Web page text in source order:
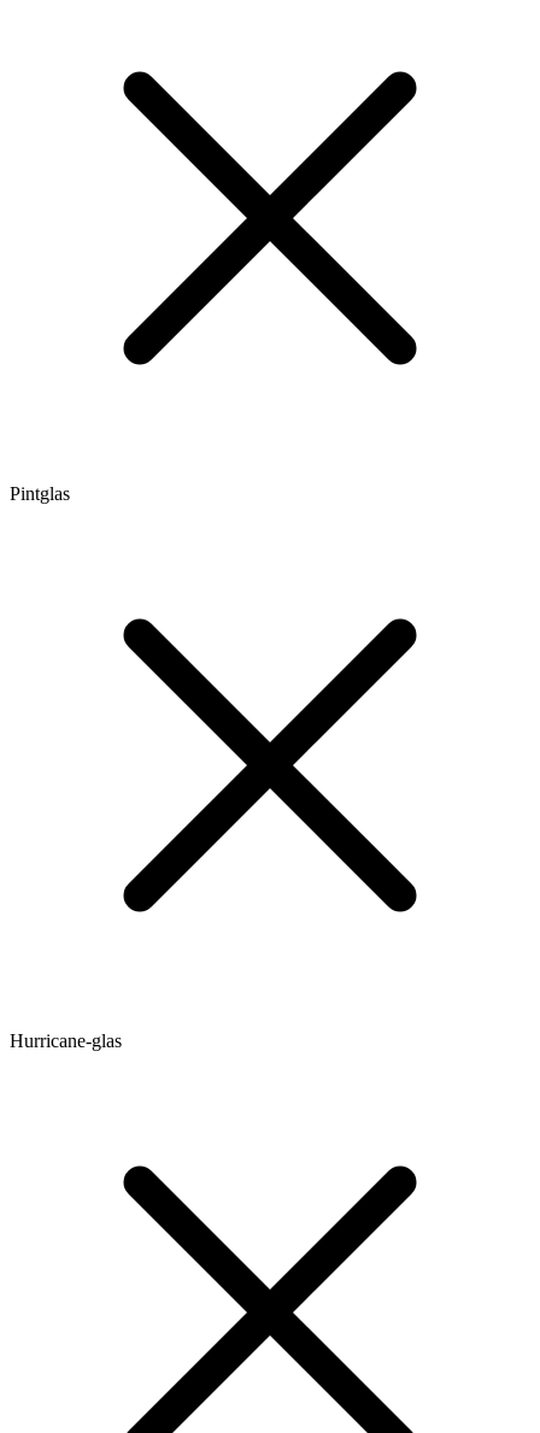
Pintglas
Hurricane-glas